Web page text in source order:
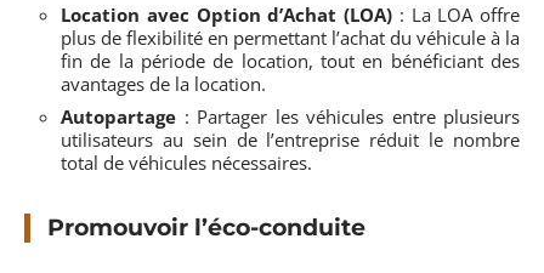
Location avec Option d’Achat (LOA) : La LOA offre
plus de flexibilité en permettant l’achat du véhicule à la
fin de la période de location, tout en bénéficiant des
avantages de la location.
Autopartage : Partager les véhicules entre plusieurs
utilisateurs au sein de l’entreprise réduit le nombre
total de véhicules nécessaires.
Promouvoir l’éco-conduite